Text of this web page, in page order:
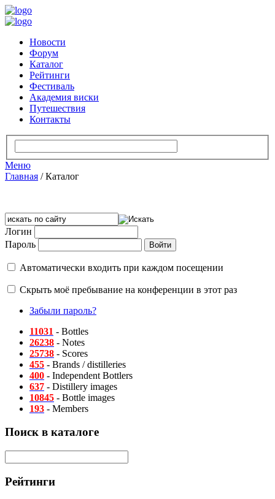
Новости
Форум
Каталог
Рейтинги
Фестиваль
Академия виски
Путешествия
Контакты
Меню
Главная /Каталог
Логин
Пароль
Автоматически входить при каждом посещении
Скрыть моё пребывание на конференции в этот раз
Забыли пароль?
11031 - Bottles
26238 - Notes
25738 - Scores
455 - Brands / distilleries
400 - Independent Bottlers
637 - Distillery images
10845 - Bottle images
193 - Members
Поиск в каталоге
Рейтинги